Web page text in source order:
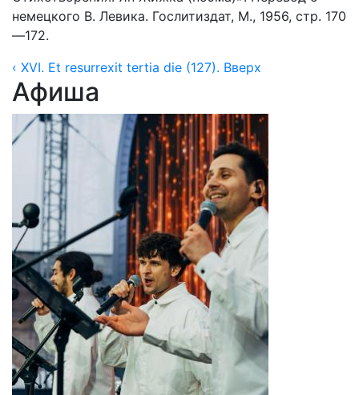
немецкого В. Левика. Гослитиздат, М., 1956, стр. 170
—172.
‹ XVI. Et resurrexit tertia die (127). Вверх
Афиша